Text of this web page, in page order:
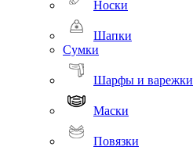
Носки
Шапки
Сумки
Шарфы и варежки
Маски
Повязки